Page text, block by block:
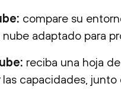
compare su
adaptado para
reciba una hoja
capacidades,